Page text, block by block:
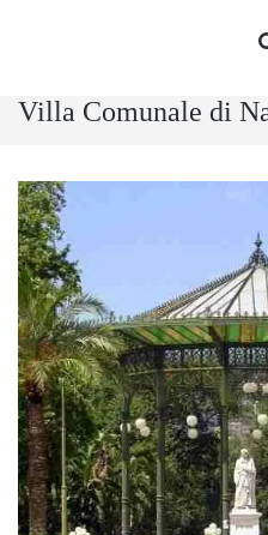
Villa Comunale di